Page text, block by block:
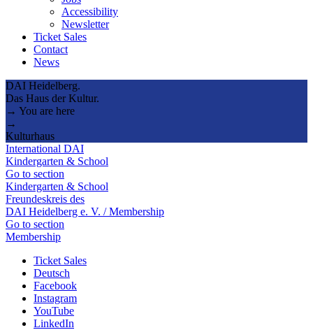
Accessibility
Newsletter
Ticket Sales
Contact
News
DAI Heidelberg.
Das Haus der Kultur.
→ You are here
→
Kulturhaus
International DAI
Kindergarten & School
Go to section
Kindergarten & School
Freundeskreis des
DAI Heidelberg e. V. / Membership
Go to section
Membership
Ticket Sales
Deutsch
Facebook
Instagram
YouTube
LinkedIn